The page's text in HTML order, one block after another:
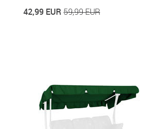
42,99 EUR 59,99 EUR